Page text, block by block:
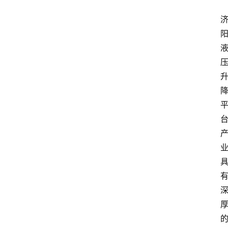
济
阳
液
压
升
降
平
台
产
业
具
有
深
厚
的